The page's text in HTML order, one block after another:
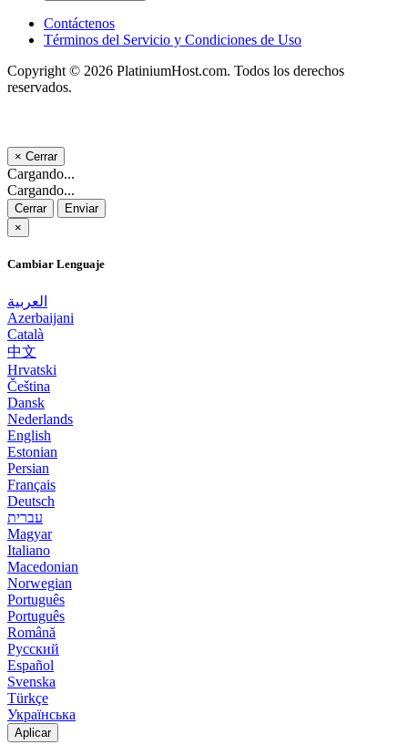
Contáctenos
Términos del Servicio y Condiciones de Uso
Copyright © 2026 PlatiniumHost.com. Todos los derechos
reservados.
× Cerrar
Cargando...
Cargando...
Cerrar
Enviar
×
Cambiar Lenguaje
العربية
Azerbaijani
Català
中文
Hrvatski
Čeština
Dansk
Nederlands
English
Estonian
Persian
Français
Deutsch
עברית
Magyar
Italiano
Macedonian
Norwegian
Português
Português
Română
Русский
Español
Svenska
Türkçe
Українська
Aplicar